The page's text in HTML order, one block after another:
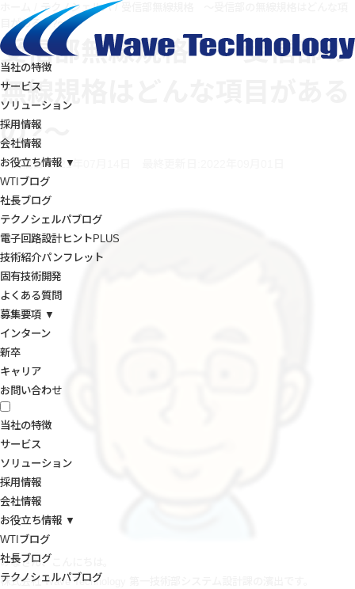
当社の特徴
サービス
ソリューション
採用情報
会社情報
お役立ち情報 ▼
WTIブログ
社長ブログ
テクノシェルパブログ
電子回路設計ヒントPLUS
技術紹介パンフレット
固有技術開発
よくある質問
募集要項 ▼
インターン
新卒
キャリア
お問い合わせ
当社の特徴
サービス
ソリューション
採用情報
会社情報
お役立ち情報 ▼
WTIブログ
社長ブログ
テクノシェルパブログ
テクノシェルパ /
目があるの?～
受信部無線規格 ～受信部の
無線規格はどんな項目がある
の?～
投稿日:2021年07月14日
みなさん、こんにちは。
株式会社 Wave Technology 第一技術部システム設計課の濱出です。